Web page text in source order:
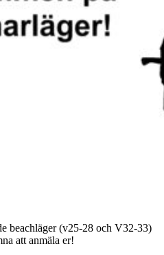
beachläger (v25-28 och V32-33)
att anmäla er!